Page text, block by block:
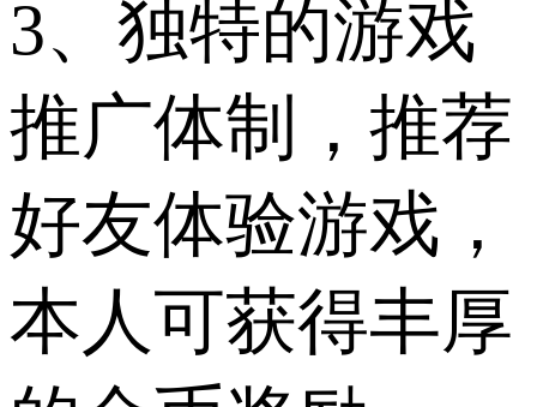
3、独特的游戏
推广体制，推荐
好友体验游戏，
本人可获得丰厚